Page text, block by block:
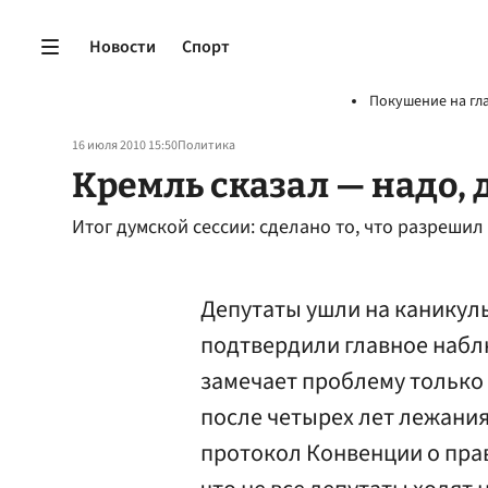
Новости Спорт
Покушение на
16 июля 2010 15:50Политика
Кремль сказал — надо,
Итог думской сессии: сделано то, что
Депутаты ушли на
подтвердили главное
замечает проблему
после четырех лет
протокол Конвенции о